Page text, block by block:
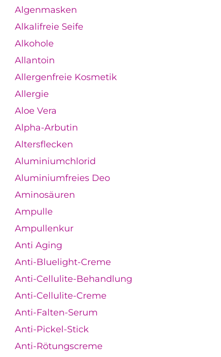
Algenmasken
Alkalifreie Seife
Alkohole
Allantoin
Allergenfreie Kosmetik
Allergie
Aloe Vera
Alpha-Arbutin
Altersflecken
Aluminiumchlorid
Aluminiumfreies Deo
Aminosäuren
Ampulle
Ampullenkur
Anti Aging
Anti-Bluelight-Creme
Anti-Cellulite-Behandlung
Anti-Cellulite-Creme
Anti-Falten-Serum
Anti-Pickel-Stick
Anti-Rötungscreme